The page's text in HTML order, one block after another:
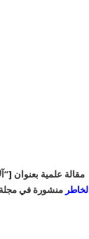
مقالة علمية بعنوان
الخاطر منشورة في مجلة